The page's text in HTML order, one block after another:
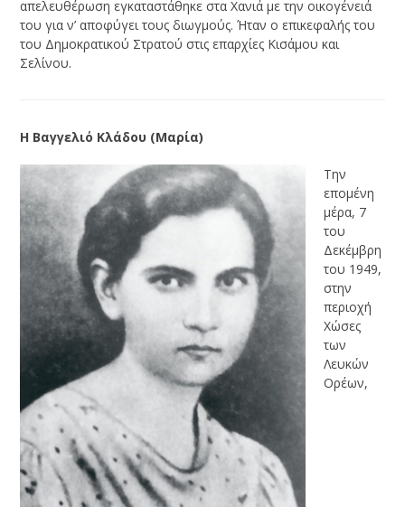
απελευθέρωση εγκαταστάθηκε στα Χανιά με την οικογένειά
του για ν’ αποφύγει τους διωγμούς. Ήταν ο επικεφαλής του
του Δημοκρατικού Στρατού στις επαρχίες Κισάμου και
Σελίνου.
Η Βαγγελιό Κλάδου (Μαρία)
Την
επομένη
μέρα, 7
του
Δεκέμβρη
του 1949,
στην
περιοχή
Χώσες
των
Λευκών
Ορέων,